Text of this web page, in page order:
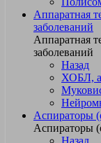
Аппаратная
заболеваний
Аппаратная
заболеваний
Назад
ХОБЛ,
Аспираторы
Аспираторы
Назад